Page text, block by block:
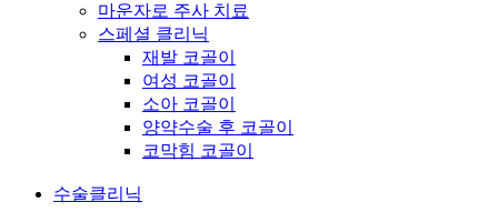
마운자로 주사 치료
스페셜 클리닉
재발 코골이
여성 코골이
소아 코골이
양약수술 후 코골이
코막힘 코골이
수술클리닉